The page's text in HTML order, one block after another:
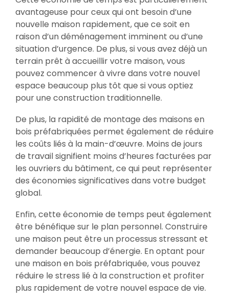
avantageuse pour ceux qui ont besoin d’une
nouvelle maison rapidement, que ce soit en
raison d’un déménagement imminent ou d’une
situation d’urgence. De plus, si vous avez déjà un
terrain prêt à accueillir votre maison, vous
pouvez commencer à vivre dans votre nouvel
espace beaucoup plus tôt que si vous optiez
pour une construction traditionnelle.
De plus, la rapidité de montage des maisons en
bois préfabriquées permet également de réduire
les coûts liés à la main-d’œuvre. Moins de jours
de travail signifient moins d’heures facturées par
les ouvriers du bâtiment, ce qui peut représenter
des économies significatives dans votre budget
global.
Enfin, cette économie de temps peut également
être bénéfique sur le plan personnel. Construire
une maison peut être un processus stressant et
demander beaucoup d’énergie. En optant pour
une maison en bois préfabriquée, vous pouvez
réduire le stress lié à la construction et profiter
plus rapidement de votre nouvel espace de vie.